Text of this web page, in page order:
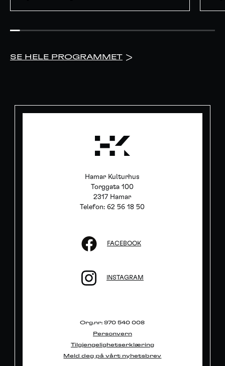
SE HELE PROGRAMMET >
Hamar Kulturhus
Torggata 100
2317 Hamar
Telefon: 62 56 18 50
FACEBOOK
INSTAGRAM
Org.nr: 970 540 008
Personvern
Tilgjengelighetserklæring
Meld deg på vårt nyhetsbrev